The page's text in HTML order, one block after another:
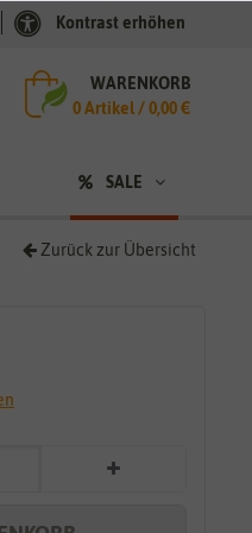
Kontrast erhöhen
WARENKORB
0Artikel /0,00 €
SALE
Zurück zur Übersicht